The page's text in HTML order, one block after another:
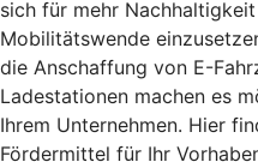
sich für mehr
Mobilitätswende
die Anschaffung von E-
Ladestationen machen es
Ihrem Unternehmen. Hier
Fördermittel für Ihr